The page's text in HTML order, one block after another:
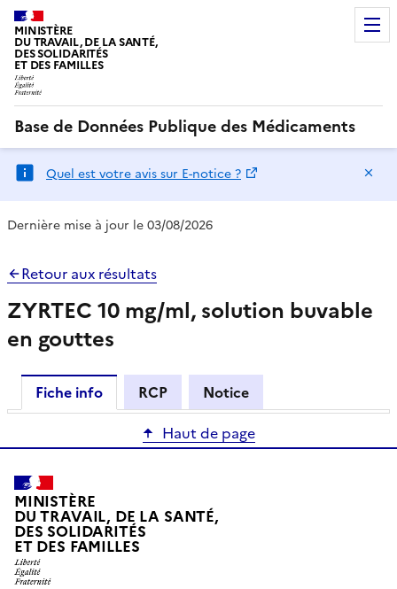
MINISTÈRE
DU TRAVAIL, DE LA SANTÉ,
DES SOLIDARITÉS
ET DES FAMILLES
Base de Données Publique des Médicaments
Quel est votre avis sur E-notice ?
Dernière mise à jour le 03/08/2026
Retour aux résultats
ZYRTEC 10 mg/ml, solution buvable
en gouttes
Fiche info RCP
Notice
Haut de page
MINISTÈRE
DU TRAVAIL, DE LA SANTÉ,
DES SOLIDARITÉS
ET DES FAMILLES